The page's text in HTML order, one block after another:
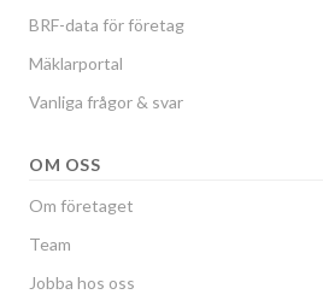
BRF-data för företag
Mäklarportal
Vanliga frågor & svar
OM OSS
Om företaget
Team
Jobba hos oss